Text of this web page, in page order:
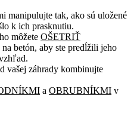
manipulujte tak, ako sú uložené
k ich prasknutiu.
môžete OŠETRIŤ
na betón, aby ste predĺžili jeho
vašej záhrady kombinujte
a OBRUBNÍKMI v